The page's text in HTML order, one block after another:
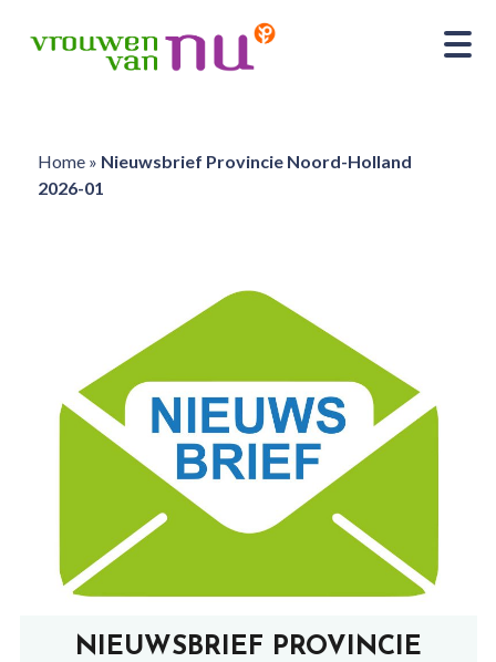
Home» Nieuwsbrief Provincie Noord-Holland
2026-01
NIEUWSBRIEF PROVINCIE